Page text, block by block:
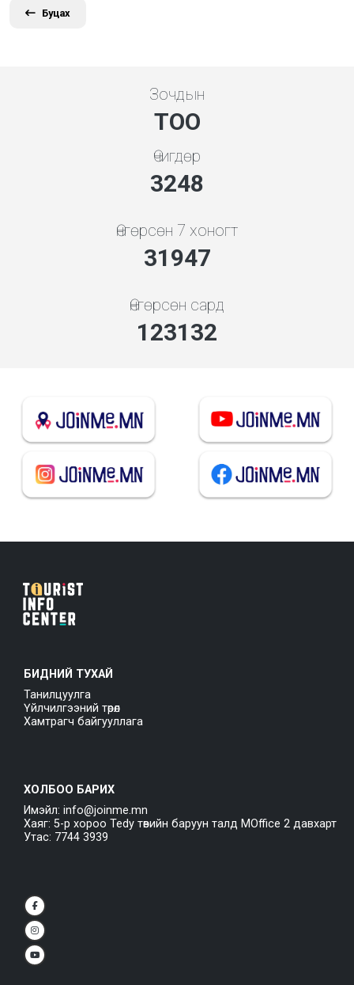
Буцах
Зочдын
ТОО
Өчигдөр
3480
Өнгөрсөн 7 хоногт
34229
Өнгөрсөн сард
131927
БИДНИЙ ТУХАЙ
Танилцуулга
Үйлчилгээний төрөл
Хамтрагч байгууллага
ХОЛБОО БАРИХ
Имэйл: info@joinme.mn
Хаяг: 5-р хороо Tedy төвийн баруун талд MOffice 2 давхарт
Утас: 7744 3939